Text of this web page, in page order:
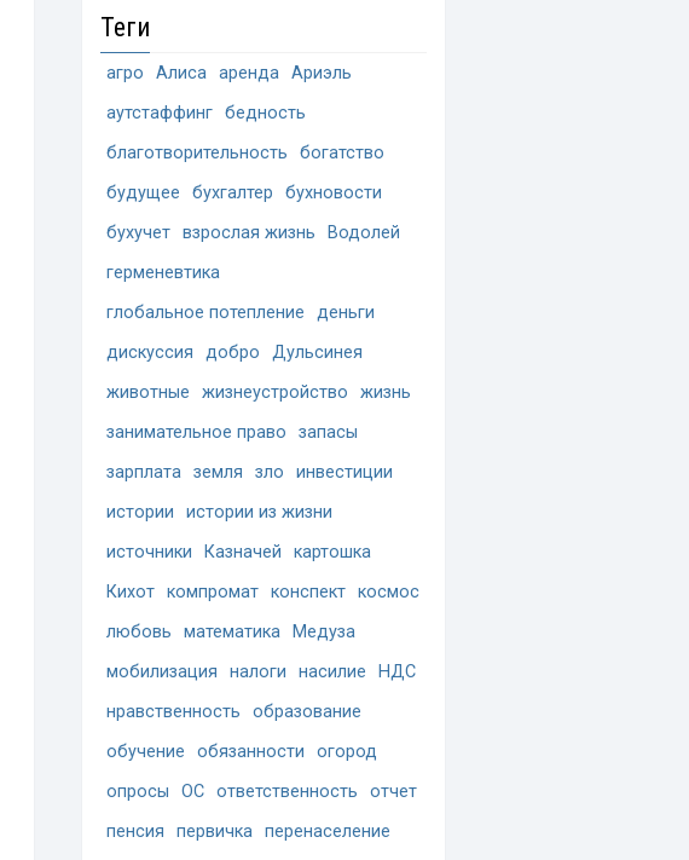
Теги
агро Алиса аренда Ариэль
аутстаффинг бедность
благотворительность
богатство
будущее
бухгалтер
бухновости
бухучет взрослая жизнь
Водолей
герменевтика
глобальное потепление
деньги
дискуссия
добро
Дульсинея
животные
жизнеустройство
жизнь
занимательное право
запасы
зарплата земля зло
инвестиции
истории
истории из жизни
источники
Казначей
картошка
Кихот компромат конспект космос
любовь
математика
Медуза
мобилизация
налоги насилие
НДС
нравственность
образование
обучение
обязанности
огород
опросы
ОС ответственность
отчет
пенсия
первичка перенаселение